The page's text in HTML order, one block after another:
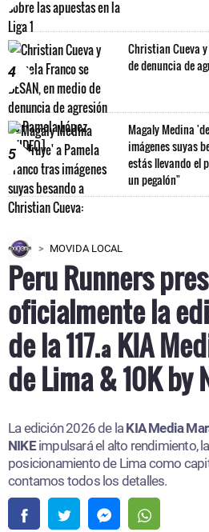
4
Christian Cueva y
de denuncia de
5
Magaly Medina
imágenes suyas
estás llevando el
un pegalón"
MOVIDA LOCAL
Peru Runners
oficialmente la
de la 117.ª KIA
de Lima & 10K by
La edición 2026 de la KIA Media
NIKEimpulsará el alto rendimiento,
posicionamiento de Lima como
contamos todos los detalles.